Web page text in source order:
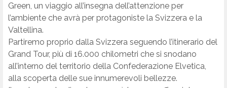
Green, un viaggio all’insegna dell’attenzione per
l’ambiente che avrà per protagoniste la Svizzera e la
Valtellina.
Partiremo proprio dalla Svizzera seguendo l’itinerario del
Grand Tour, più di 16.000 chilometri che si snodano
all’interno del territorio della Confederazione Elvetica,
alla scoperta delle sue innumerevoli bellezze.